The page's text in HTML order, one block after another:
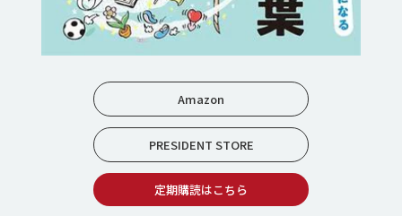
Amazon
PRESIDENT STORE
定期購読はこちら